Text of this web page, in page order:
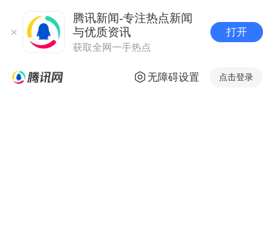
腾讯新闻-专注热点新闻
与优质资讯
获取全网一手热点
打开
无障碍设置 点击登录